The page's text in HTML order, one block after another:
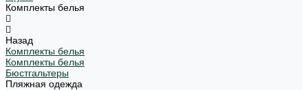
Комплекты белья
Назад
Комплекты белья
Комплекты белья
Бюстгальтеры
Пляжная одежда